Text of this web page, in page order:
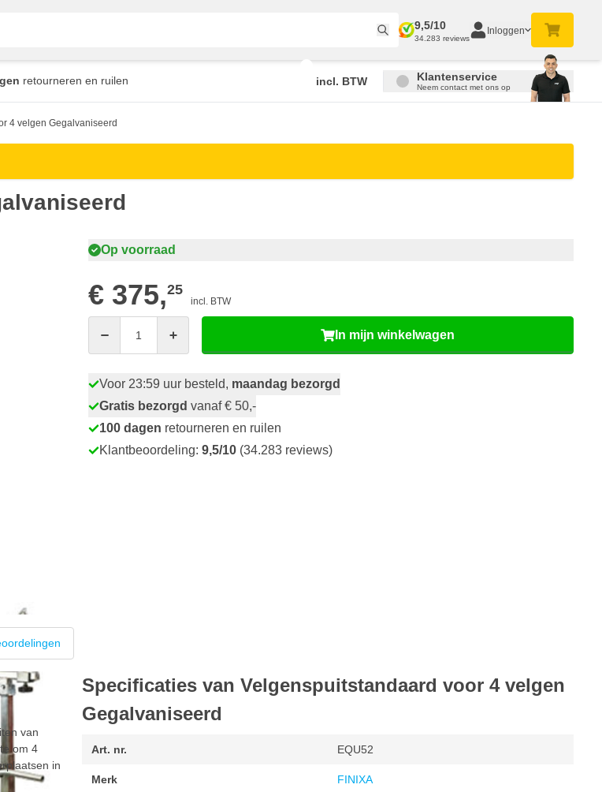
9,5/10
34.283 reviews
Inloggen
retourneren en ruilen incl. BTW Klantenservice
Neem contact met ons op
4 velgen Gegalvaniseerd
Op voorraad
€ 375,25
incl. BTW
In mijn winkelwagen
Voor 23:59 uur besteld, maandag bezorgd
Gratis bezorgd vanaf € 50,-
100 dagen retourneren en ruilen
Klantbeoordeling: 9,5/10 (34.283 reviews)
van
om 4
in
Specificaties van Velgenspuitstandaard voor 4 velgen
Gegalvaniseerd
Art. nr. EQU52
Merk FINIXA